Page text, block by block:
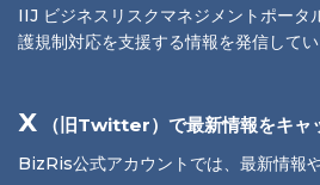
IIJ ビジネスリスクマネジメントポータ
護規制対応を支援する情報を発信してい
X （旧Twitter）で最新情報をキャ
BizRis公式アカウントでは、最新情報